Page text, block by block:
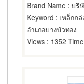
Brand Name : บริ
Keyword : เหล็กก
อำเภอบางบัวทอง
Views : 1352